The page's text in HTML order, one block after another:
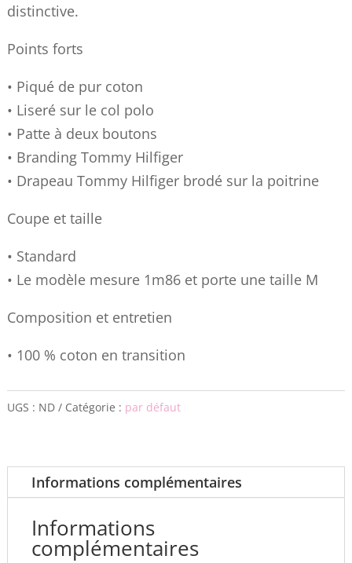
distinctive.
Points forts
• Piqué de pur coton
• Liseré sur le col polo
• Patte à deux boutons
• Branding Tommy Hilfiger
• Drapeau Tommy Hilfiger brodé sur la poitrine
Coupe et taille
• Standard
• Le modèle mesure 1m86 et porte une taille M
Composition et entretien
• 100 % coton en transition
UGS : ND Catégorie : par défaut
Informations complémentaires
Informations
complémentaires